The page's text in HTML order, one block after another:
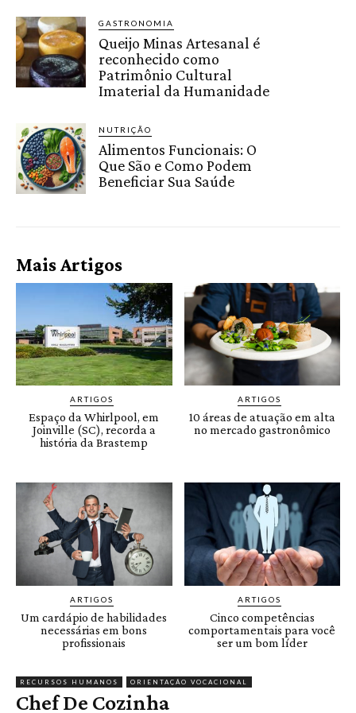
GASTRONOMIA
Queijo Minas Artesanal é
reconhecido como
Patrimônio Cultural
Imaterial da Humanidade
NUTRIÇÃO
Alimentos Funcionais: O
Que São e Como Podem
Beneficiar Sua Saúde
Mais Artigos
ARTIGOS
Espaço da Whirlpool, em
Joinville (SC), recorda a
história da Brastemp
ARTIGOS
10 áreas de atuação em alta
no mercado gastronômico
ARTIGOS
Um cardápio de habilidades
necessárias em bons
profissionais
ARTIGOS
Cinco competências
comportamentais para você
ser um bom líder